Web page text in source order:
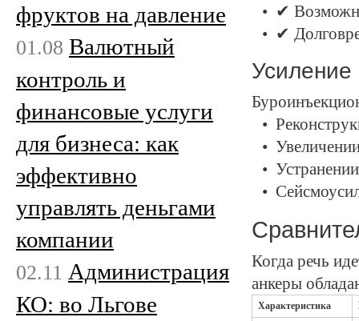
✔
✔
Усиление
Когда речь
анкеры
Характеристика
фруктов на давление
01.08 Валютный
контроль и
финансовые услуги
для бизнеса: как
эффективно
управлять деньгами
компании
02.11 Администрация
КО: во Льгове